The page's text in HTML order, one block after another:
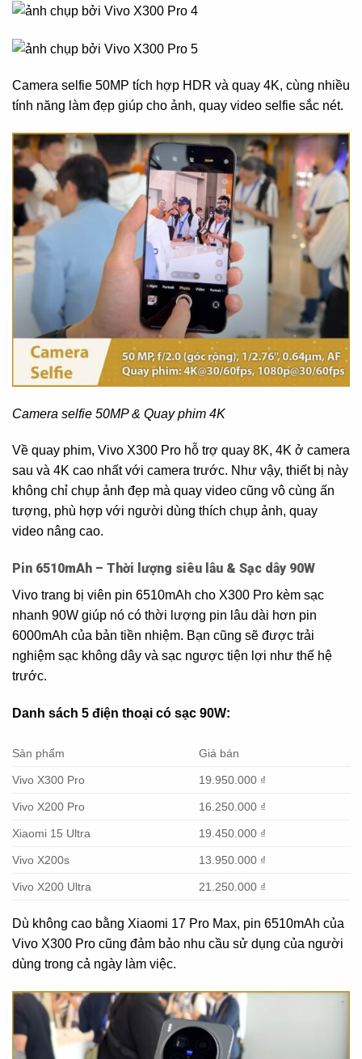
Camera selfie 50MP tích hợp HDR và quay 4K, cùng nhiều
tính năng làm đẹp giúp cho ảnh, quay video selfie sắc nét.
Camera selfie 50MP & Quay phim 4K
Về quay phim, Vivo X300 Pro hỗ trợ quay 8K, 4K ở camera
sau và 4K cao nhất với camera trước. Như vậy, thiết bị này
không chỉ chụp ảnh đẹp mà quay video cũng vô cùng ấn
tượng, phù hợp với người dùng thích chụp ảnh, quay
video nâng cao.
Pin 6510mAh – Thời lượng siêu lâu & Sạc dây 90W
Vivo trang bị viên pin 6510mAh cho X300 Pro kèm sạc
nhanh 90W giúp nó có thời lượng pin lâu dài hơn pin
6000mAh của bản tiền nhiệm. Bạn cũng sẽ được trải
nghiệm sạc không dây và sạc ngược tiện lợi như thế hệ
trước.
Danh sách 5 điện thoại có sạc 90W:
Sản phẩm Giá bán
Vivo X300 Pro 19.950.000 ₫
Vivo X200 Pro 16.250.000 ₫
Xiaomi 15 Ultra 19.450.000 ₫
Vivo X200s 13.950.000 ₫
Vivo X200 Ultra 21.250.000 ₫
Dù không cao bằng Xiaomi 17 Pro Max, pin 6510mAh của
Vivo X300 Pro cũng đảm bảo nhu cầu sử dụng của người
dùng trong cả ngày làm việc.